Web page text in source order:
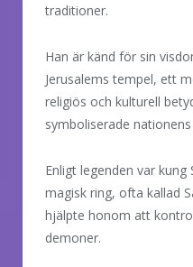
traditioner.
Han är känd för sin
Jerusalems tempel, ett
religiös och kulturell
symboliserade
Enligt legenden var
magisk ring, ofta kallad
hjälpte honom att
demoner.